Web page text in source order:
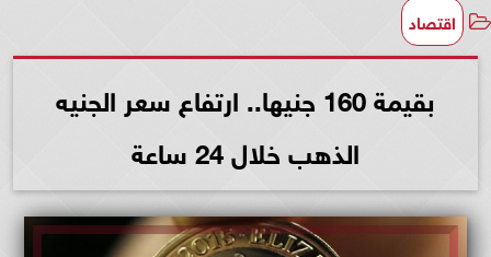
اقتصاد
بقيمة 160 جنيها.. ارتفاع سعر الجنيه
الذهب خلال 24 ساعة